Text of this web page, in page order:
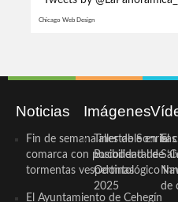
Chicago Web Design
Noticias
Fin de semana inestable en la
comarca con posibilidad de
tormentas vespertinas
El Ayuntamiento de Cehegín
Imágenes
Taller de
Bucodental de
Odontológico
2025
El
de